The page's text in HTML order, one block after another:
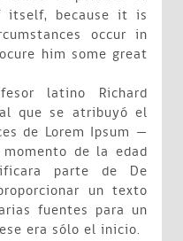
itself, because it is
occur in
him some great
latino Richard
que se atribuyó el
de Lorem Ipsum —
de la edad
parte de De
un texto
fuentes para un
era sólo el inicio.